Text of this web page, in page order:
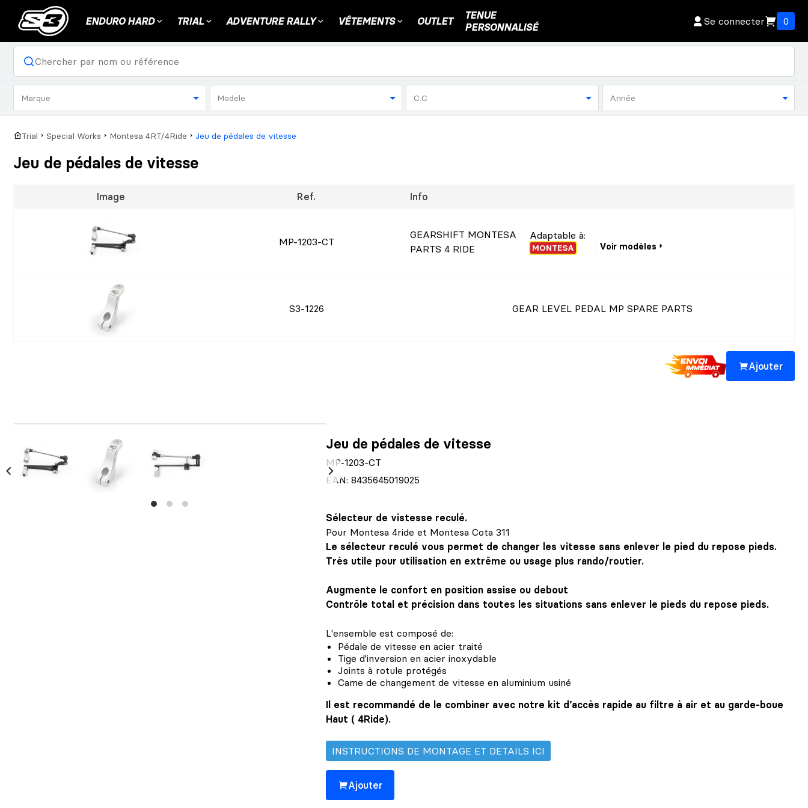
ENDURO HARD TRIAL ADVENTURE RALLY VÊTEMENTS OUTLET
TENUE
PERSONNALISÉ
Se connecter 0
Marque Modele C.C Année
Trial Special Works Montesa 4RT/4Ride Jeu de pédales de vitesse
Jeu de pédales de vitesse
Image Ref. Info
MP-1203-CT
GEARSHIFT MONTESA
PARTS 4 RIDE
Adaptable à:
MONTESA Voir modèles
S3-1226 GEAR LEVEL PEDAL MP SPARE PARTS
Ajouter
Jeu de pédales de vitesse
MP-1203-CT
EAN: 8435645019025
Sélecteur de vistesse reculé.
Pour Montesa 4ride et Montesa Cota 311
Le sélecteur reculé vous permet de changer les vitesse sans enlever le pied du repose pieds.
Très utile pour utilisation en extrême ou usage plus rando/routier.
Augmente le confort en position assise ou debout
Contrôle total et précision dans toutes les situations sans enlever le pieds du repose pieds.
L'ensemble est composé de:
Pédale de vitesse en acier traité
Tige d'inversion en acier inoxydable
Joints à rotule protégés
Came de changement de vitesse en aluminium usiné
Il est recommandé de le combiner avec notre kit d’accès rapide au filtre à air et au garde-boue
Haut ( 4Ride).
INSTRUCTIONS DE MONTAGE ET DETAILS ICI
Ajouter